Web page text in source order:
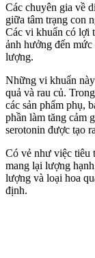
Các chuyên gia về
giữa tâm trạng con
Các vi khuẩn có lợi
ảnh hưởng đến
lượng.
Những vi khuẩn
quả và rau củ.
các sản phẩm phụ,
phần làm tăng cảm
serotonin được tạo
Có vẻ như việc tiêu
mang lại lượng
lượng và loại hoa
định.